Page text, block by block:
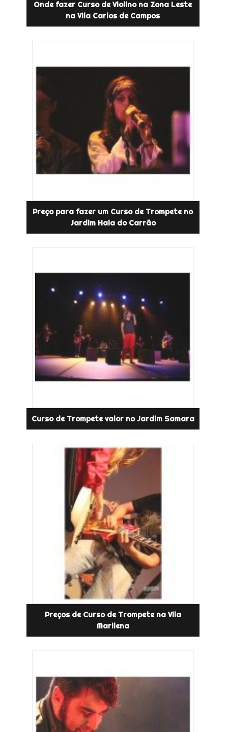
Onde fazer Curso de Violino na Zona Leste
na Vila Carlos de Campos
Preço para fazer um Curso de Trompete no
Jardim Haia do Carrão
Curso de Trompete valor no Jardim Samara
Preços de Curso de Trompete na Vila
Marilena